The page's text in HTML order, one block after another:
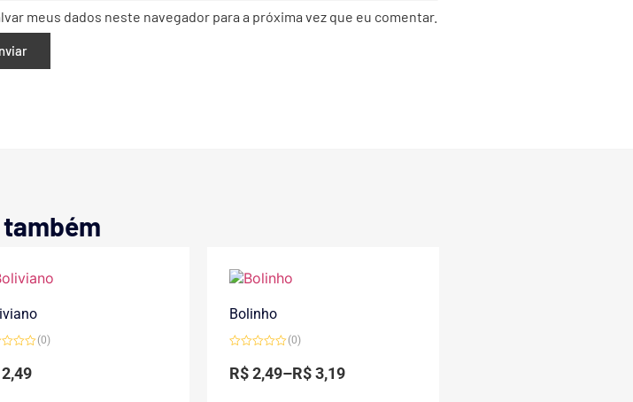
meus dados neste navegador para a próxima vez que eu comentar.
(0)
2,49
Bolinho
0
de
(0)
R$2,49–R$3,19